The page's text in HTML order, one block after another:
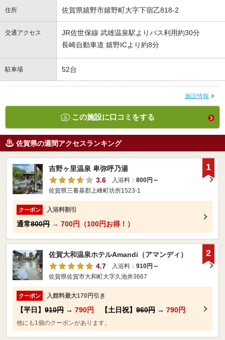
住所 佐賀県嬉野市嬉野町大字下宿乙818-2
交通アクセス
JR佐世保線 武雄温泉駅よりバス利用約30分
長崎自動車道 嬉野ICより約8分
駐車場 52台
施設情報
この施設に口コミをする
佐賀県の週間アクセスランキング
吉野ヶ里温泉 卑弥呼乃湯
3.6
入浴料： 800円～
佐賀県三養基郡上峰町坊所1523-1
クーポン 入浴料割引
通常800円 → 700円（100円お得！）
1
佐賀大和温泉ホテルAmandi（アマンディ）
4.7
入浴料： 910円～
佐賀県佐賀市大和町大字久池井3667
クーポン 入館料最大170円引き
【平日】 910円 → 790円 【土日祝】 960円 → 790円
他にも1個のクーポンがあります。
2